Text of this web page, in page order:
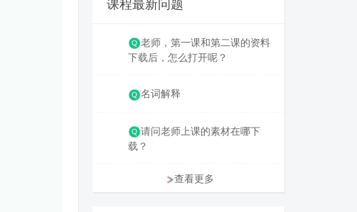
老师，第一课和第二课的资料
下载后，怎么打开呢？
名词解释
请问老师上课的素材在哪下
载？
查看更多